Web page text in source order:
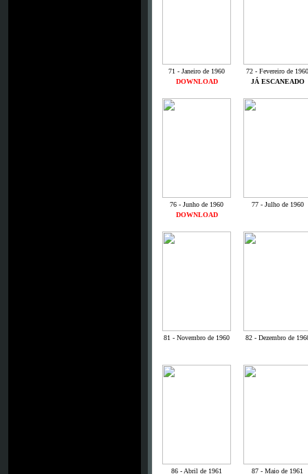
71 - Janeiro de 1960
72 - Fevereiro de 1960
DOWNLOAD
JÁ ESCANEADO
76 - Junho de 1960
77 - Julho de 1960
DOWNLOAD
81 - Novembro de 1960 82 - Dezembro de
86 - Abril de 1961
87 - Maio de 1961